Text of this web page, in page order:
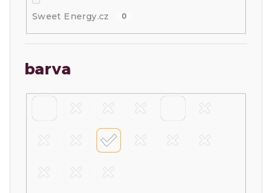
Sweet Energy.cz 0
barva